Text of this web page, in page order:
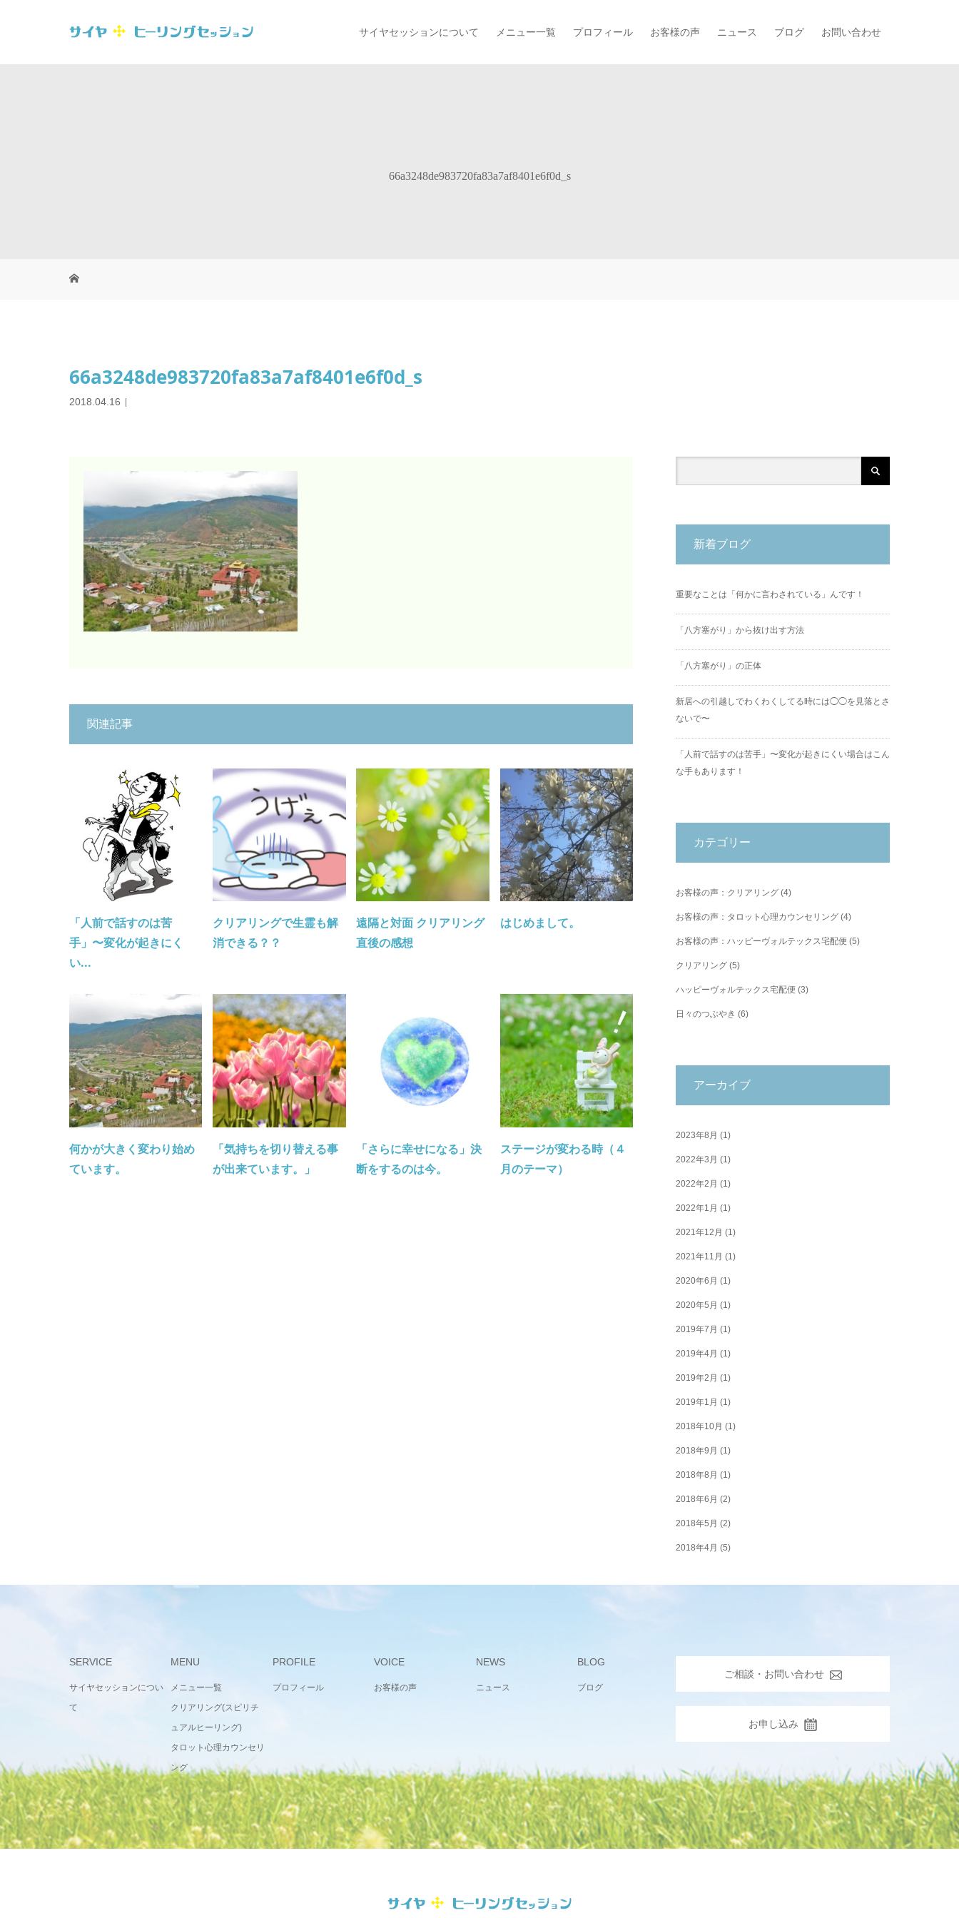
サイヤセッションについて メニュー一覧 プロフィール お客様の声 ニュース ブログ お問い合わせ
66a3248de983720fa83a7af8401e6f0d_s
66a3248de983720fa83a7af8401e6f0d_s
2018.04.16
関連記事
「人前で話すのは苦
手」〜変化が起きにく
い...
クリアリングで生霊も解
消できる？？
遠隔と対面 クリアリング
直後の感想
はじめまして。
何かが大きく変わり始め
ています。
「気持ちを切り替える事
が出来ています。」
「さらに幸せになる」決
断をするのは今。
ステージが変わる時（４
月のテーマ）
新着ブログ
重要なことは「何かに言わされている」んです！
「八方塞がり」から抜け出す方法
「八方塞がり」の正体
新居への引越しでわくわくしてる時には◯◯を見落とさ
ないで〜
「人前で話すのは苦手」〜変化が起きにくい場合はこん
な手もあります！
カテゴリー
お客様の声：クリアリング (4)
お客様の声：タロット心理カウンセリング (4)
お客様の声：ハッピーヴォルテックス宅配便 (5)
クリアリング (5)
ハッピーヴォルテックス宅配便 (3)
日々のつぶやき (6)
アーカイブ
2023年8月 (1)
2022年3月 (1)
2022年2月 (1)
2022年1月 (1)
2021年12月 (1)
2021年11月 (1)
2020年6月 (1)
2020年5月 (1)
2019年7月 (1)
2019年4月 (1)
2019年2月 (1)
2019年1月 (1)
2018年10月 (1)
2018年9月 (1)
2018年8月 (1)
2018年6月 (2)
2018年5月 (2)
2018年4月 (5)
SERVICE
サイヤセッションについ
て
MENU
メニュー一覧
クリアリング(スピリチ
ュアルヒーリング)
タロット心理カウンセリ
ング
PROFILE
プロフィール
VOICE
お客様の声
NEWS
ニュース
BLOG
ブログ
ご相談・お問い合わせ
お申し込み